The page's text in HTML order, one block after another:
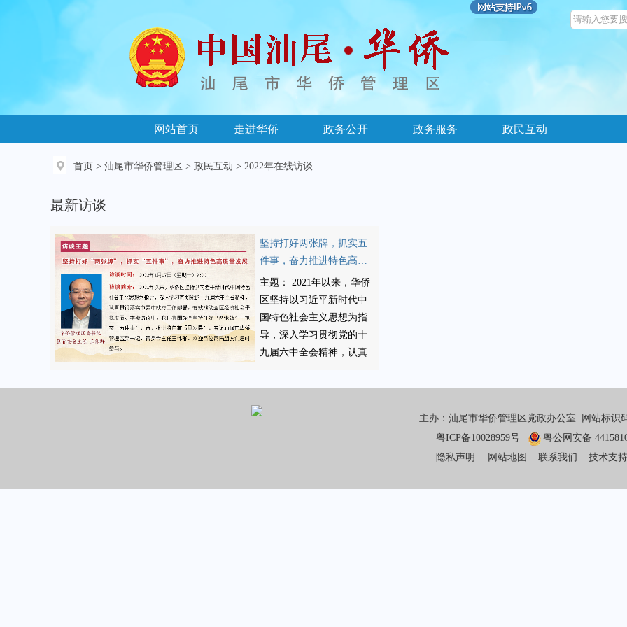
网站首页 走进华侨 政务公开 政务服务 政民互动
首页 > 汕尾市华侨管理区 > 政民互动 > 2022年在线访谈
最新访谈
坚持打好两张牌，抓实五
件事，奋力推进特色高质
量发展
主题： 2021年以来，华侨
区坚持以习近平新时代中
国特色社会主义思想为指
导，深入学习贯彻党的十
九届六中全会精神，认真
部署，有效推动全区经济
社会平稳发展。本期访谈
理区委书记、管委会主任
主办：汕尾市华侨管理区党政办公室 网站标识
粤ICP备10028959号
粤公网安备
隐私声明
网站地图 联系我们 技术支持